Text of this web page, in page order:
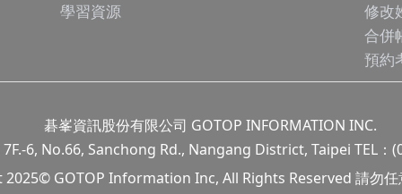
學習資源
修改
合併
預約
碁峯資訊股份有限公司 GOTOP INFORMATION INC.
6, No.66, Sanchong Rd., Nangang District, Taipei TEL
GOTOP Information Inc, All Rights Reserved 請勿任